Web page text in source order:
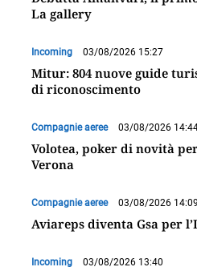
La gallery
Incoming 03/08/2026 15:27
Mitur: 804 nuove guide
di riconoscimento
Compagnie aeree 03/08/2026
Volotea, poker di novità
Verona
Compagnie aeree 03/08/2026 14:09
Aviareps diventa Gsa per
Incoming 03/08/2026 13:40